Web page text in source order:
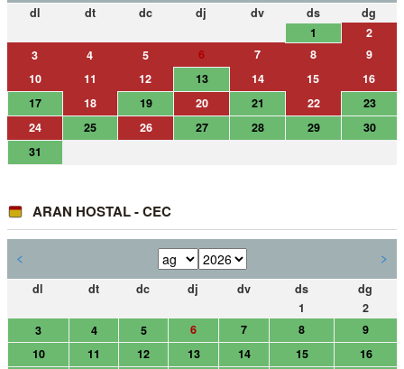
dl dt dc dj dv ds
dg
1
2
3
4 5 6 7 8
9
10
11 12 13 14 15
16
17
18 19 20 21 22
23
24
25 26 27 28 29
30
31
ARAN HOSTAL - CEC
< >
dl dt dc dj dv ds
dg
1
2
3
4 5 6 7 8
9
10
11 12 13 14 15
16